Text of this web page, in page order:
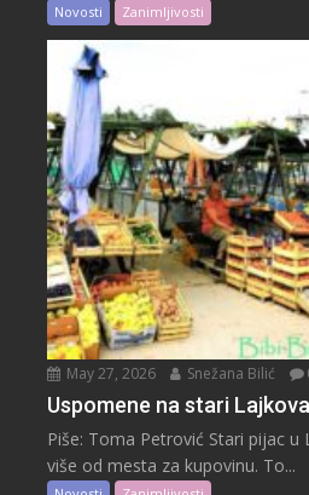
Novosti Zanimljivosti
May 27, 2026 Snežana Bilić
Uspomene na stari
Piše: Toma Petrović Stari pijac
više od mesta za kupovinu. To...